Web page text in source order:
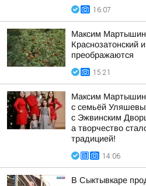
16:07
Максим
Краснозатонский
преображаются
15:21
Максим
с семьёй
с Эжвинским
а творчество
традицией!
14:06
В Сыктывкаре